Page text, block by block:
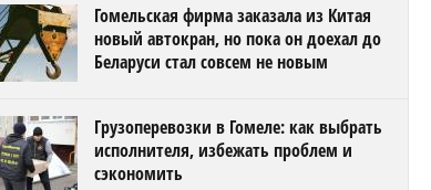
Гомельская фирма заказала из Китая
новый автокран, но пока он доехал до
Беларуси стал совсем не новым
Грузоперевозки в Гомеле: как выбрать
исполнителя, избежать проблем и
сэкономить